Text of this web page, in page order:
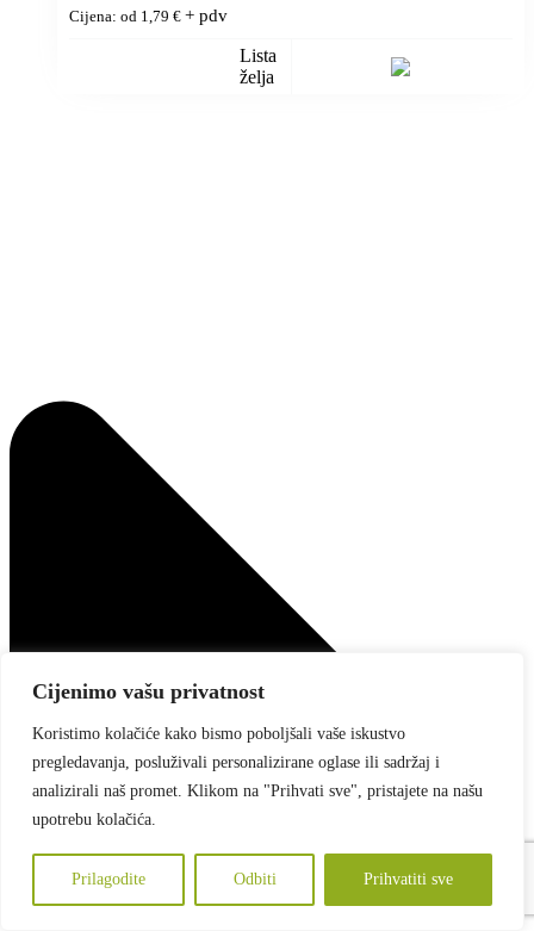
Cijenimo vašu privatnost
Koristimo kolačiće kako bismo poboljšali vaše iskustvo
pregledavanja, posluživali personalizirane oglase ili sadržaj i
analizirali naš promet. Klikom na "Prihvati sve", pristajete na našu
upotrebu kolačića.
Prilagodite Odbiti Prihvatiti sve
Cijena: od 1,79 € + pdv
Lista
želja